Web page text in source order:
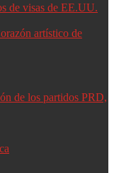
de visas de EE.UU.
artístico de
de los partidos PRD,